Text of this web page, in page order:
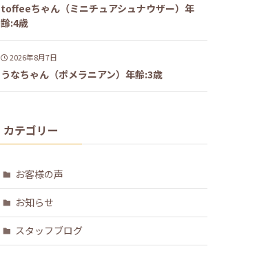
toffeeちゃん（ミニチュアシュナウザー）年
齢:4歳
2026年8月7日
うなちゃん（ポメラニアン）年齢:3歳
カテゴリー
お客様の声
お知らせ
スタッフブログ